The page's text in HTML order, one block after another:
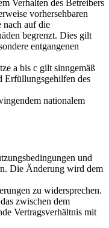
Verhalten des Betreibers
vorhersehbaren
nach auf die
begrenzt. Dies gilt
entgangenen
a bis c gilt sinngemäß
Erfüllungsgehilfen des
nationalem
und
Die Änderung wird dem
zu widersprechen.
zwischen dem
Vertragsverhältnis mit